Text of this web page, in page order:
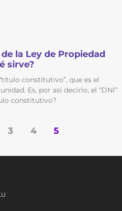
la Ley de Propiedad
sirve?
constitutivo”, que es el
Es, por así decirlo, el “DNI”
constitutivo?
3 4 5